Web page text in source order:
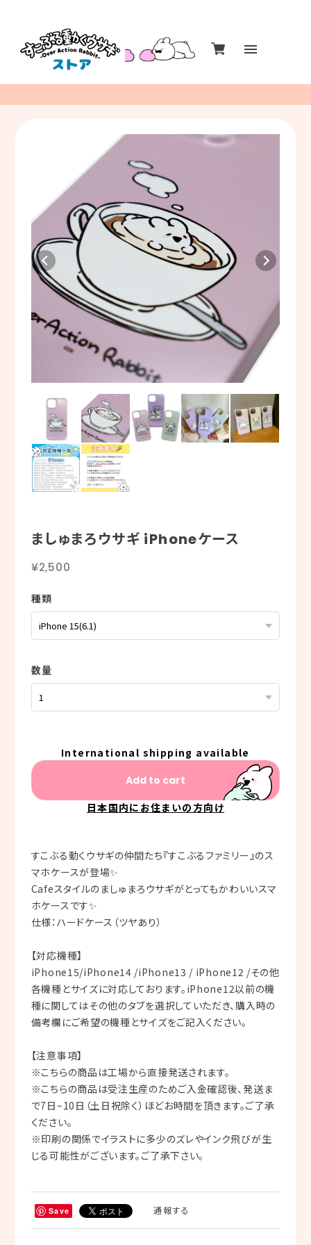
ましゅまろウサギ iPhoneケース
¥2,500
種類
数量
International shipping available
Add to cart
日本国内にお住まいの方向け
すこぶる動くウサギの仲間たち『すこぶるファミリー』のス
マホケースが登場✨
Cafeスタイルのましゅまろウサギがとってもかわいいスマ
ホケースです✨
仕様：ハードケース（ツヤあり）
【対応機種】
iPhone15/iPhone14 /iPhone13 / iPhone12 /その他
各機種とサイズに対応しております。iPhone12以前の機
種に関してはその他のタブを選択していただき、購入時の
備考欄にご希望の機種とサイズをご記入ください。
【注意事項】
※こちらの商品は工場から直接発送されます。
※こちらの商品は受注生産のためご入金確認後、発送ま
で7日~10日（土日祝除く）ほどお時間を頂きます。ご了承
ください。
※印刷の関係でイラストに多少のズレやインク飛びが生
じる可能性がございます。ご了承下さい。
Save 通報する